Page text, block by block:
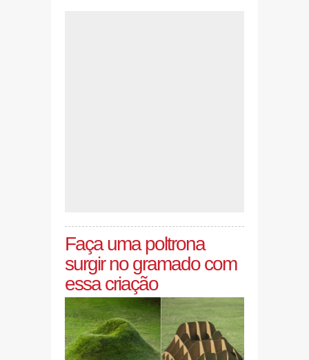
Faça uma poltrona
surgir no gramado com
essa criação